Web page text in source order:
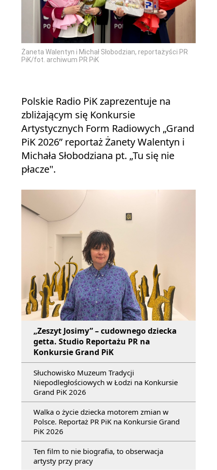
Żaneta Walentyn i Michał Słobodzian, reportażyści PR
PiK/fot. archiwum PR PiK
Polskie Radio PiK zaprezentuje na
zbliżającym się Konkursie
Artystycznych Form Radiowych „Grand
PiK 2026” reportaż Żanety Walentyn i
Michała Słobodziana pt. „Tu się nie
płacze".
„Zeszyt Josimy” – cudownego dziecka
getta. Studio Reportażu PR na
Konkursie Grand PiK
Słuchowisko Muzeum Tradycji
Niepodległościowych w Łodzi na Konkursie
Grand PiK 2026
Walka o życie dziecka motorem zmian w
Polsce. Reportaż PR PiK na Konkursie Grand
PiK 2026
Ten film to nie biografia, to obserwacja
artysty przy pracy